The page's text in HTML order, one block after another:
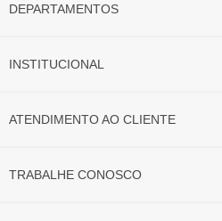
DEPARTAMENTOS
INSTITUCIONAL
ATENDIMENTO AO CLIENTE
TRABALHE CONOSCO